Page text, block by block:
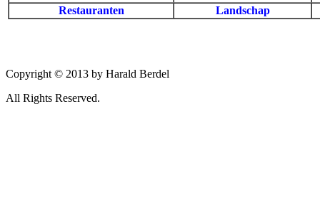
Restauranten Landschap
Copyright © 2013 by Harald Berdel
All Rights Reserved.